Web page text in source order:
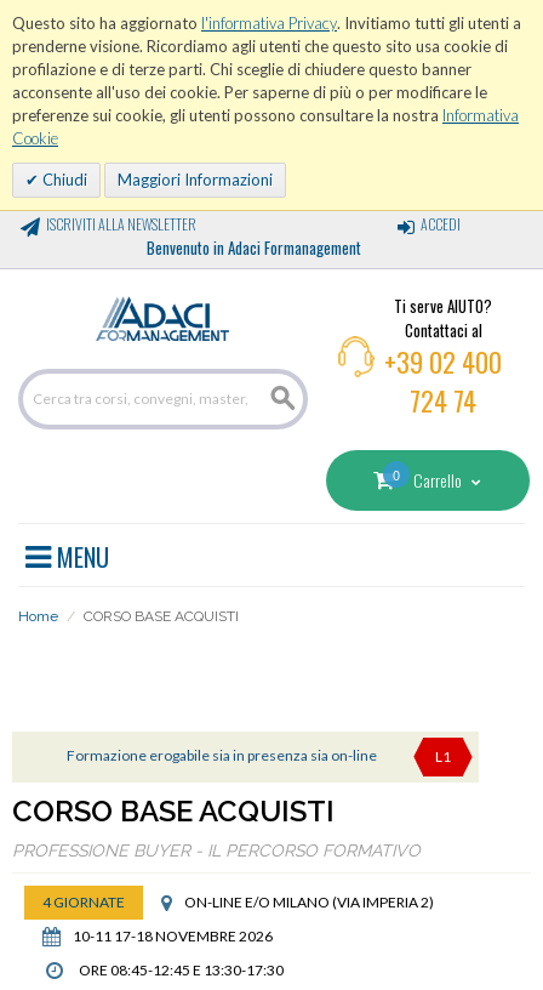
Questo sito ha aggiornato l'informativa Privacy. Invitiamo tutti gli utenti a
prenderne visione. Ricordiamo agli utenti che questo sito usa cookie di
profilazione e di terze parti. Chi sceglie di chiudere questo banner
acconsente all'uso dei cookie. Per saperne di più o per modificare le
preferenze sui cookie, gli utenti possono consultare la nostra Informativa
Cookie
Chiudi Maggiori Informazioni
ISCRIVITI ALLA NEWSLETTER
Benvenuto in Adaci Formanagement
ACCEDI
Ti serve AIUTO?
Contattaci al
+39 02 400
724 74
0 Carrello
MENU
Home / CORSO BASE ACQUISTI
Formazione erogabile sia in presenza sia on-line L1
CORSO BASE ACQUISTI
PROFESSIONE BUYER - IL PERCORSO FORMATIVO
4 GIORNATE
ON-LINE E/O MILANO (VIA IMPERIA 2)
10-11 17-18 NOVEMBRE 2026
ORE 08:45-12:45 E 13:30-17:30